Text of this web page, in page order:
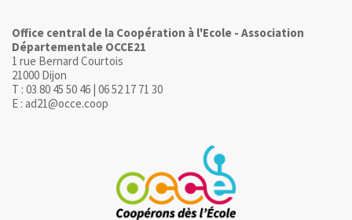
Office central de la Coopération à l'Ecole - Association
Départementale OCCE21
1 rue Bernard Courtois
21000 Dijon
T : 03 80 45 50 46 | 06 52 17 71 30
E : ad21@occe.coop